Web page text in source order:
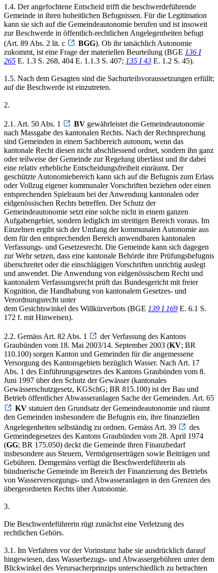
1.4. Der angefochtene Entscheid trifft die beschwerdeführende
Gemeinde in ihren hoheitlichen Befugnissen. Für die Legitimation
kann sie sich auf die Gemeindeautonomie berufen und ist insoweit
zur Beschwerde in öffentlich-rechtlichen Angelegenheiten befugt
(Art. 89 Abs. 2 lit. c
BGG). Ob ihr tatsächlich Autonomie
zukommt, ist eine Frage der materiellen Beurteilung (BGE 136 I
265 E. 1.3 S. 268, 404 E. 1.1.3 S. 407; 135 I 43 E. 1.2 S. 45).
1.5. Nach dem Gesagten sind die Sachurteilsvoraussetzungen erfüllt;
auf die Beschwerde ist einzutreten.
2.
2.1. Art. 50 Abs. 1 BV gewährleistet die Gemeindeautonomie
nach Massgabe des kantonalen Rechts. Nach der Rechtsprechung
sind Gemeinden in einem Sachbereich autonom, wenn das
kantonale Recht diesen nicht abschliessend ordnet, sondern ihn ganz
oder teilweise der Gemeinde zur Regelung überlässt und ihr dabei
eine relativ erhebliche Entscheidungsfreiheit einräumt. Der
geschützte Autonomiebereich kann sich auf die Befugnis zum Erlass
oder Vollzug eigener kommunaler Vorschriften beziehen oder einen
entsprechenden Spielraum bei der Anwendung kantonalen oder
eidgenössischen Rechts betreffen. Der Schutz der
Gemeindeautonomie setzt eine solche nicht in einem ganzen
Aufgabengebiet, sondern lediglich im streitigen Bereich voraus. Im
Einzelnen ergibt sich der Umfang der kommunalen Autonomie aus
dem für den entsprechenden Bereich anwendbaren kantonalen
Verfassungs- und Gesetzesrecht. Die Gemeinde kann sich dagegen
zur Wehr setzen, dass eine kantonale Behörde ihre Prüfungsbefugnis
überschreitet oder die einschlägigen Vorschriften unrichtig auslegt
und anwendet. Die Anwendung von eidgenössischem Recht und
kantonalem Verfassungsrecht prüft das Bundesgericht mit freier
Kognition, die Handhabung von kantonalem Gesetzes- und
Verordnungsrecht unter
dem Gesichtswinkel des Willkürverbots (BGE 139 I 169 E. 6.1 S.
172 f. mit Hinweisen).
2.2. Gemäss Art. 82 Abs. 1
der Verfassung des Kantons
Graubünden vom 18. Mai 2003/14. September 2003 (KV; BR
110.100) sorgen Kanton und Gemeinden für die angemessene
Versorgung des Kantonsgebiets bezüglich Wasser. Nach Art. 17
Abs. 1 des Einführungsgesetzes des Kantons Graubünden vom 8.
Juni 1997 über den Schutz der Gewässer (kantonales
Gewässerschutzgesetz, KGSchG; BR 815.100) ist der Bau und
Betrieb öffentlicher Abwasseranlagen Sache der Gemeinden. Art. 65
KV statuiert den Grundsatz der Gemeindeautonomie und räumt
den Gemeinden insbesondere die Befugnis ein, ihre finanziellen
Angelegenheiten selbständig zu ordnen. Gemäss Art. 39
des
Gemeindegesetzes des Kantons Graubünden vom 28. April 1974
(GG; BR 175.050) deckt die Gemeinde ihren Finanzbedarf
insbesondere aus Steuern, Vermögenserträgen sowie Beiträgen und
Gebühren. Demgemäss verfügt die Beschwerdeführerin als
bündnerische Gemeinde im Bereich der Finanzierung des Betriebs
von Wasserversorgungs- und Abwasseranlagen in den Grenzen des
übergeordneten Rechts über Autonomie.
3.
Die Beschwerdeführerin rügt zunächst eine Verletzung des
rechtlichen Gehörs.
3.1. Im Verfahren vor der Vorinstanz habe sie ausdrücklich darauf
hingewiesen, dass Wasserbezugs- und Abwassergebühren unter dem
Blickwinkel des Verursacherprinzips unterschiedlich zu betrachten